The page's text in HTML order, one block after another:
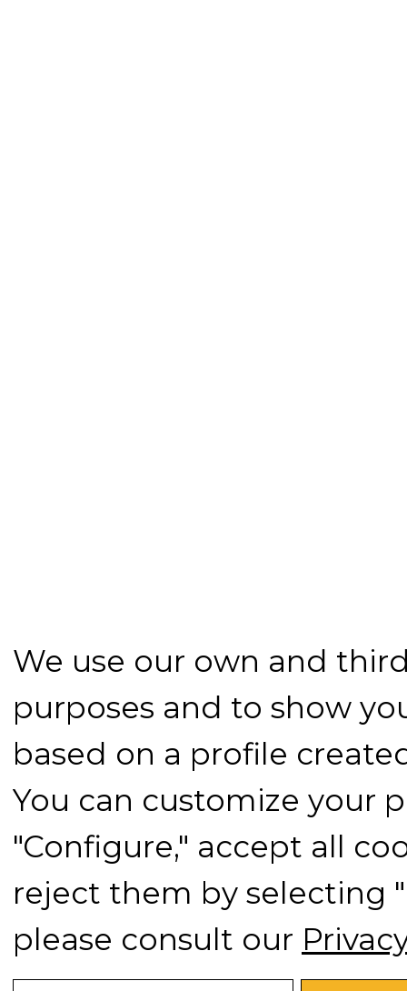
We use our own and
purposes and to show
based on a profile
You can customize your
"Configure," accept all
reject them by selecting
please consult our